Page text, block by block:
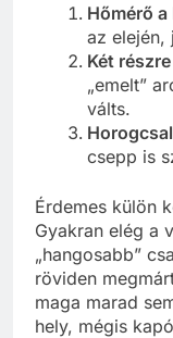
Hőmérő
az elején,
Két
„emelt”
válts.
csepp is
Érdemes külön
Gyakran elég a
„hangosabb”
röviden
maga marad
hely, mégis